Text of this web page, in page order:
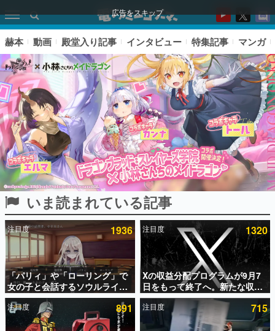
広告をスキップ
ピックアップ
電ファミのいま読まれている記事ランキング
アプリセール情報
インタビュー
連載・特集一覧
赫本 動画 殿堂入り記事 インタビュー 特集記事 マンガ
いま読まれている記事
注目度 1936
「パリィ」や「ローリング」で
女の子と会話するソウルライク
恋愛ゲーム『小早川さんはソウ
ルライク』無料公開。返事に失
敗すると「YOU DIED」
注目度 1320
Xの収益分配プログラムが9月7
日をもって終了へ。新たな収益
化制度「Original Content
Rewards Program」を発表
注目度 891 注目度 715